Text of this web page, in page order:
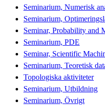
Seminarium, Numerisk
Seminarium,
Seminar, Probability and
Seminarium, PDE
Seminar, Scientific
Seminarium, Teoretisk
Topologiska aktiviteter
Seminarium, Utbildning
Seminarium, Övrigt